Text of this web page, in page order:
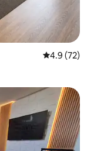
從 72 則評
4.9 (72)